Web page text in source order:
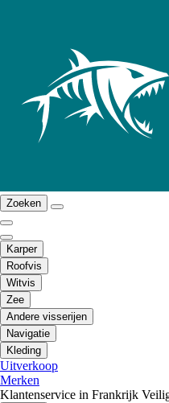
Zoeken
Karper
Roofvis
Witvis
Zee
Andere visserijen
Navigatie
Kleding
Uitverkoop
Merken
Klantenservice in Frankrijk